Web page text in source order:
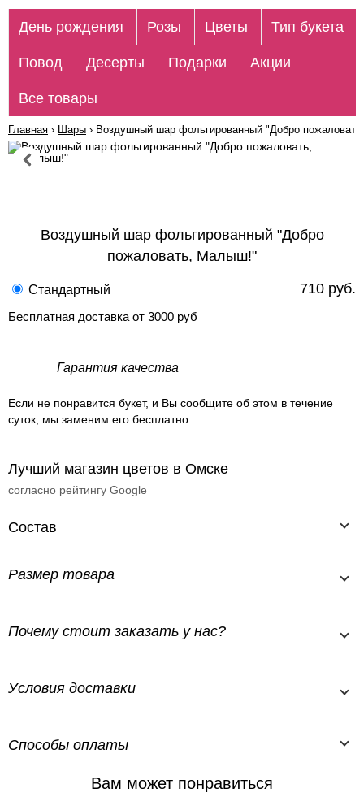
День рождения Розы Цветы Тип букета
Повод Десерты Подарки Акции
Все товары
Главная › Шары › Воздушный шар фольгированный "Добро
Воздушный шар фольгированный "Добро
пожаловать, Малыш!"
Стандартный 710 руб.
Бесплатная доставка от 3000 руб
Гарантия качества
Если не понравится букет, и Вы сообщите об этом в течение
суток, мы заменим его бесплатно.
Лучший магазин цветов в Омске
согласно рейтингу Google
Состав
Размер товара
Почему стоит заказать у нас?
Условия доставки
Способы оплаты
Вам может понравиться